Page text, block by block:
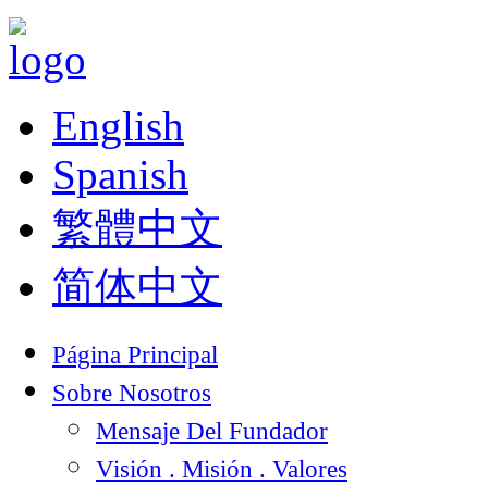
English
Spanish
繁體中文
简体中文
Página Principal
Sobre Nosotros
Mensaje Del Fundador
Visión . Misión . Valores